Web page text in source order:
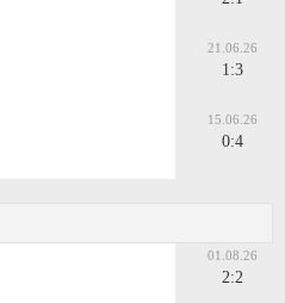
21.06.26
1:3
15.06.26
0:4
01.08.26
2:2